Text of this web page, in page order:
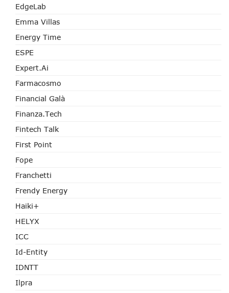
EdgeLab
Emma Villas
Energy Time
ESPE
Expert.ai
Farmacosmo
Financial Galà
Finanza.tech
Fintech Talk
First Point
Fope
Franchetti
Frendy Energy
Haiki+
HELYX
ICC
Id-Entity
IDNTT
Ilpra